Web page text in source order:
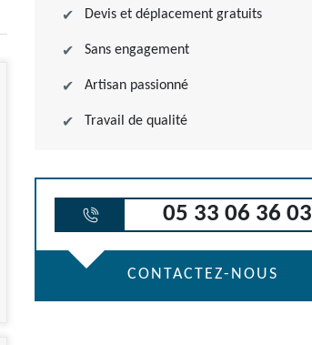
Devis et déplacement gratuits
Sans engagement
Artisan passionné
Travail de qualité
05 33 06 36 03
CONTACTEZ-NOUS